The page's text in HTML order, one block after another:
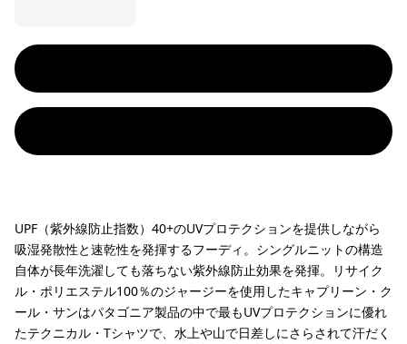
UPF（紫外線防止指数）40+のUVプロテクションを提供しながら
吸湿発散性と速乾性を発揮するフーディ。シングルニットの構造
自体が長年洗濯しても落ちない紫外線防止効果を発揮。リサイク
ル・ポリエステル100％のジャージーを使用したキャプリーン・ク
ール・サンはパタゴニア製品の中で最もUVプロテクションに優れ
たテクニカル・Tシャツで、水上や山で日差しにさらされて汗だく